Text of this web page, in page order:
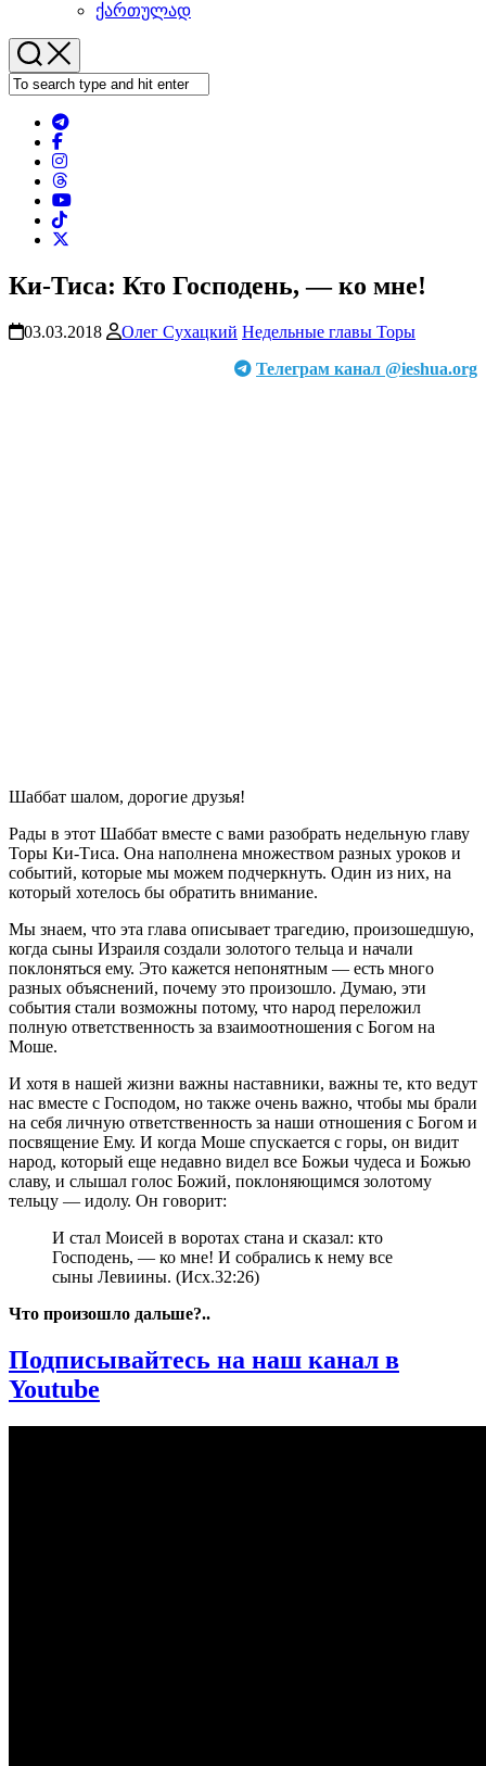
ქართულად
Ки-Тиса: Кто Господень, — ко мне!
03.03.2018 Олег Сухацкий Недельные главы Торы
Телеграм канал @ieshua.org
Шаббат шалом, дорогие друзья!
Рады в этот Шаббат вместе с вами разобрать недельную главу
Торы Ки-Тиса. Она наполнена множеством разных уроков и
событий, которые мы можем подчеркнуть. Один из них, на
который хотелось бы обратить внимание.
Мы знаем, что эта глава описывает трагедию, произошедшую,
когда сыны Израиля создали золотого тельца и начали
поклоняться ему. Это кажется непонятным — есть много
разных объяснений, почему это произошло. Думаю, эти
события стали возможны потому, что народ переложил
полную ответственность за взаимоотношения с Богом на
Моше.
И хотя в нашей жизни важны наставники, важны те, кто ведут
нас вместе с Господом, но также очень важно, чтобы мы брали
на себя личную ответственность за наши отношения с Богом и
посвящение Ему. И когда Моше спускается с горы, он видит
народ, который еще недавно видел все Божьи чудеса и Божью
славу, и слышал голос Божий, поклоняющимся золотому
тельцу — идолу. Он говорит:
И стал Моисей в воротах стана и сказал: кто
Господень, — ко мне! И собрались к нему все
сыны Левиины. (Исх.32:26)
Что произошло дальше?..
Подписывайтесь на наш канал в
Youtube